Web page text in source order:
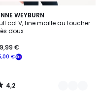
WEYBURN
col V, fine maille au toucher
doux
€
€
4,2
/ 5
4,2